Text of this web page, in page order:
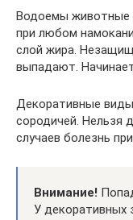
Водоемы животные
при любом
слой жира.
выпадают.
Декоративные
сородичей. Нельзя
случаев болезнь
Внимание!
У декоративных